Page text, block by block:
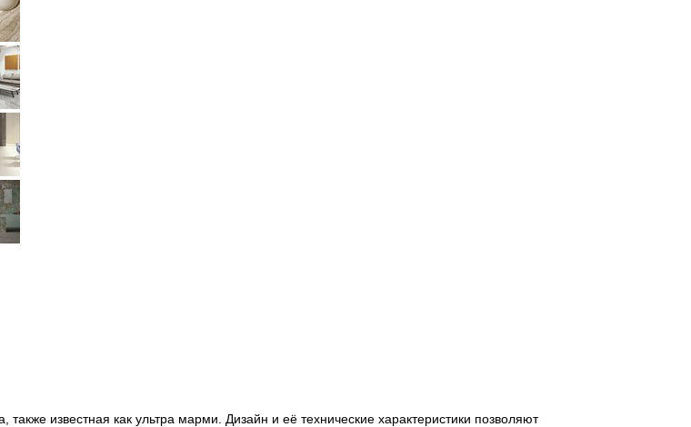
известная как ультра марми. Дизайн и её технические характеристики позволяют